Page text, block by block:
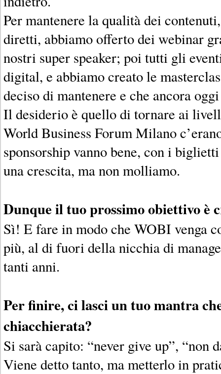
Per mantenere la qualità dei
diretti, abbiamo offerto dei webinar
nostri super speaker; poi tutti gli
digital, e abbiamo creato le
deciso di mantenere e che ancora
Il desiderio è quello di tornare ai
World Business Forum Milano
sponsorship vanno bene, con i
una crescita, ma non molliamo.
Dunque il tuo prossimo obiettivo è
Sì! E fare in modo che WOBI venga
più, al di fuori della nicchia di
tanti anni.
Per finire, ci lasci un tuo mantra
chiacchierata?
Si sarà capito: “never give up”, “non
Viene detto tanto, ma metterlo in